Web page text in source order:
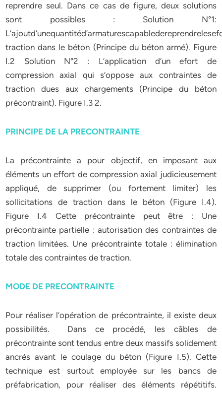
reprendre seul. Dans ce cas de figure, deux solutions
sont possibles : Solution N°1:
traction dans le béton (Principe du béton armé). Figure
I.2 Solution N°2 : L’application d’un efort de
compression axial qui s’oppose aux contraintes de
traction dues aux chargements (Principe du béton
précontraint). Figure I.3 2.
PRINCIPE DE LA PRECONTRAINTE
La précontrainte a pour objectif, en imposant aux
éléments un effort de compression axial judicieusement
appliqué, de supprimer (ou fortement limiter) les
sollicitations de traction dans le béton (Figure I.4).
Figure I.4 Cette précontrainte peut être : Une
précontrainte partielle : autorisation des contraintes de
traction limitées. Une précontrainte totale : élimination
totale des contraintes de traction.
MODE DE PRECONTRAINTE
Pour réaliser l’opération de précontrainte, il existe deux
possibilités. Dans ce procédé, les câbles de
précontrainte sont tendus entre deux massifs solidement
ancrés avant le coulage du béton (Figure I.5). Cette
technique est surtout employée sur les bancs de
préfabrication, pour réaliser des éléments répétitifs.